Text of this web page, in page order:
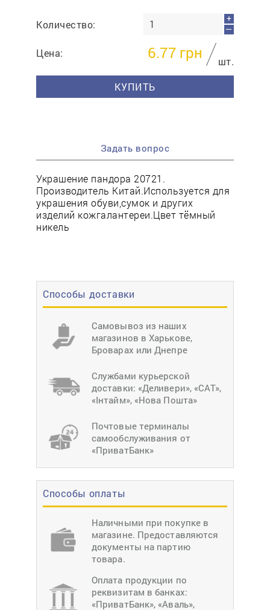
Способы доставки
Самовывоз из наших
магазинов в Харькове,
Броварах или Днепре
Службами курьерской
доставки: «Деливери», «САТ»,
«Інтайм», «Нова Пошта»
Почтовые терминалы
самообслуживания от
«ПриватБанк»
Способы оплаты
Наличными при покупке в
магазине. Предоставляются
документы на партию
товара.
Оплата продукции по
реквизитам в банках:
«ПриватБанк», «Аваль»,
Количество:
+
—
Цена: 6.77 грн
шт.
КУПИТЬ
Задать вопрос
Украшение пандора 20721.
Производитель Китай.Используется для
украшения обуви,сумок и других
изделий кожгалантереи.Цвет тёмный
никель